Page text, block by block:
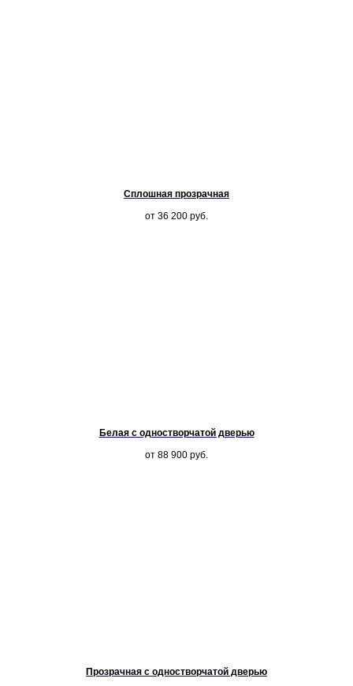
Сплошная прозрачная
от 36 200 руб.
Белая с одностворчатой дверью
от 88 900 руб.
Прозрачная с одностворчатой дверью